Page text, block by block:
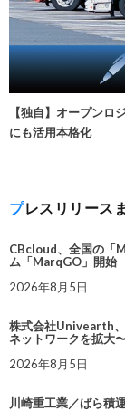
【独自】オープン
にも活用本格化
プレスリリー
CBcloud、全国の「
ム「MarqGO」開始
2026年8月5日
株式会社Univearth
ネットワークを拡大
2026年8月5日
川崎重工業／ばら積